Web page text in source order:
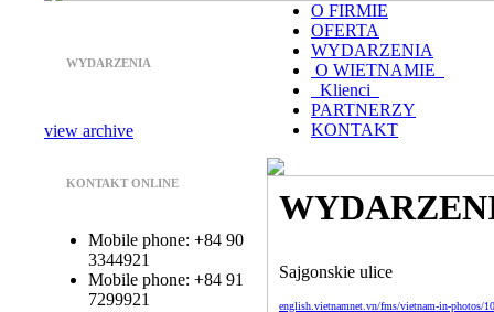
WYDARZENIA
view archive
KONTAKT ONLINE
Mobile phone: +84 90
3344921
Mobile phone: +84 91
7299921
O FIRMIE
OFERTA
WYDARZENIA
O WIETNAMIE
Klienci
PARTNERZY
KONTAKT
Sajgonskie ulice
english.vietnamnet.vn/fms/vietnam-in-photos/